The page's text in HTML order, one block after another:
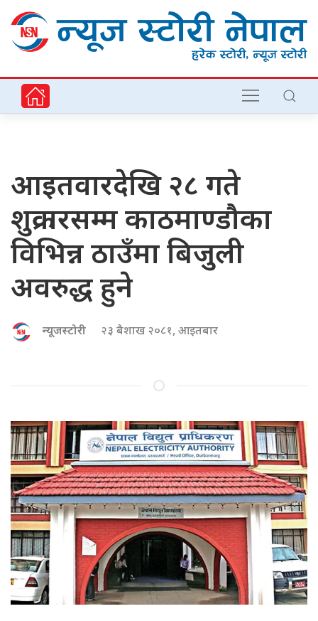
आइतवारदेखि २८ गते
शुक्रवारसम्म काठमाण्डौका
विभिन्न ठाउँमा बिजुली
अवरुद्ध हुने
न्यूजस्टोरी २३ बैशाख २०८१, आइतबार